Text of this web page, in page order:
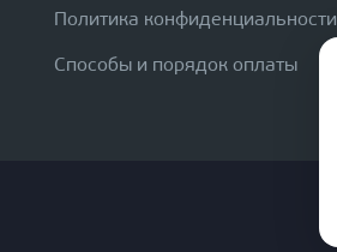
Политика конфиденциальности
Способы и порядок оплаты